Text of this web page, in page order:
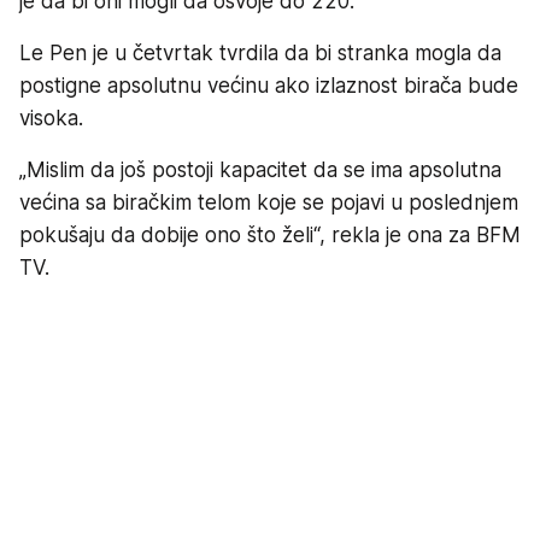
Le Pen je u četvrtak tvrdila da bi stranka mogla da
postigne apsolutnu većinu ako izlaznost birača bude
visoka.
„Mislim da još postoji kapacitet da se ima apsolutna
većina sa biračkim telom koje se pojavi u poslednjem
pokušaju da dobije ono što želi“, rekla je ona za BFM
TV.